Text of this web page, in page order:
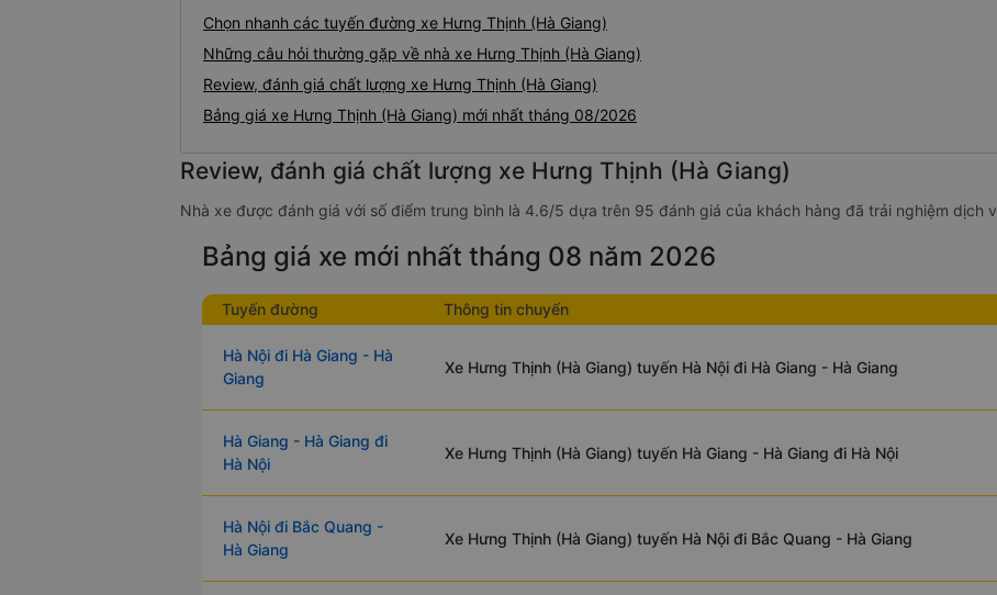
Chọn nhanh các tuyến đường xe Hưng Thịnh (Hà Giang)
Những câu hỏi thường gặp về nhà xe Hưng Thịnh (Hà Giang)
Review, đánh giá chất lượng xe Hưng Thịnh (Hà Giang)
Bảng giá xe Hưng Thịnh (Hà Giang) mới nhất tháng 08/2026
Review, đánh giá chất lượng xe Hưng Thịnh (Hà Giang)
Nhà xe được đánh giá với số điểm trung bình là 4.6/5 dựa trên 95 đánh giá của khách hàng đã trải nghiệm dịch
Bảng giá xe mới nhất tháng 08 năm 2026
Tuyến đường Thông tin chuyến
Hà Nội đi Hà Giang - Hà
Giang
Xe Hưng Thịnh (Hà Giang) tuyến Hà Nội đi Hà Giang - Hà Giang
Hà Giang - Hà Giang đi
Hà Nội
Xe Hưng Thịnh (Hà Giang) tuyến Hà Giang - Hà Giang đi Hà Nội
Hà Nội đi Bắc Quang -
Hà Giang
Xe Hưng Thịnh (Hà Giang) tuyến Hà Nội đi Bắc Quang - Hà Giang